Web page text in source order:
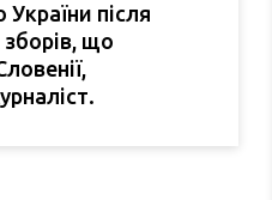
після
що